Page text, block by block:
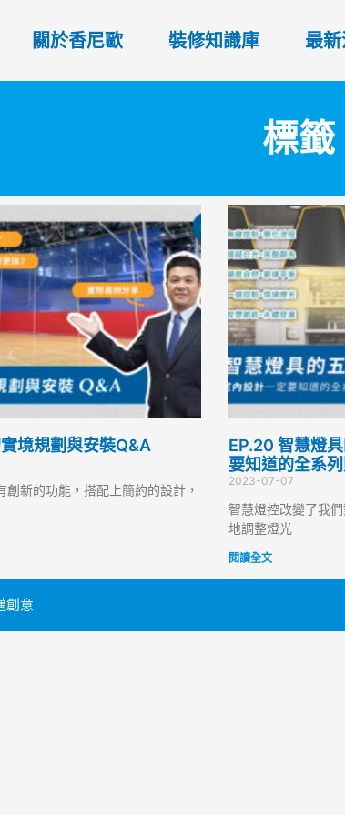
關於香尼歐 裝修知識庫 最
標
境規劃與安裝Q&A
創新的功能，搭配上簡約的設計，
EP.20 智慧燈
要知道的全系
2023-07-07
智慧燈控改變了我
地調整燈光
閱讀全文
創意